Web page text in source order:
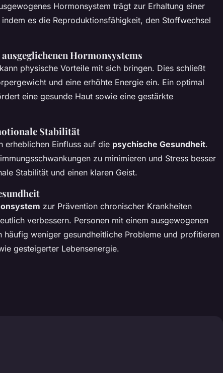
Hormonsystem trägt zur Erhaltung einer
es die Reproduktionsfähigkeit, den Stoffwechsel
Hormonsystems
physische Vorteile mit sich bringen. Dies schließt
und eine erhöhte Energie ein. Ein optimal
eine gesunde Haut sowie eine gestärkte
Stabilität
erheblichen Einfluss auf die psychische Gesundheit.
zu minimieren und Stress besser
Stabilität und einen klaren Geist.
zur Prävention chronischer Krankheiten
verbessern. Personen mit einem ausgewogenen
häufig weniger gesundheitliche Probleme und profitieren
gesteigerter Lebensenergie.